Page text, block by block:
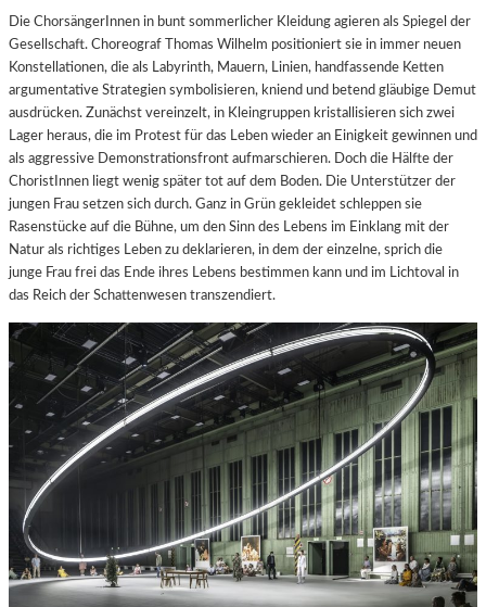
Die ChorsängerInnen in bunt sommerlicher Kleidung agieren als Spiegel der
Gesellschaft. Choreograf Thomas Wilhelm positioniert sie in immer neuen
Konstellationen, die als Labyrinth, Mauern, Linien, handfassende Ketten
argumentative Strategien symbolisieren, kniend und betend gläubige Demut
ausdrücken. Zunächst vereinzelt, in Kleingruppen kristallisieren sich zwei
Lager heraus, die im Protest für das Leben wieder an Einigkeit gewinnen und
als aggressive Demonstrationsfront aufmarschieren. Doch die Hälfte der
ChoristInnen liegt wenig später tot auf dem Boden. Die Unterstützer der
jungen Frau setzen sich durch. Ganz in Grün gekleidet schleppen sie
Rasenstücke auf die Bühne, um den Sinn des Lebens im Einklang mit der
Natur als richtiges Leben zu deklarieren, in dem der einzelne, sprich die
junge Frau frei das Ende ihres Lebens bestimmen kann und im Lichtoval in
das Reich der Schattenwesen transzendiert.